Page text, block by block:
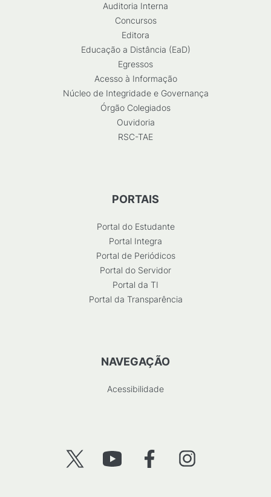
Auditoria Interna
Concursos
Editora
Educação a Distância (EaD)
Egressos
Acesso à Informação
Núcleo de Integridade e Governança
Órgão Colegiados
Ouvidoria
RSC-TAE
PORTAIS
Portal do Estudante
Portal Integra
Portal de Periódicos
Portal do Servidor
Portal da TI
Portal da Transparência
NAVEGAÇÃO
Acessibilidade